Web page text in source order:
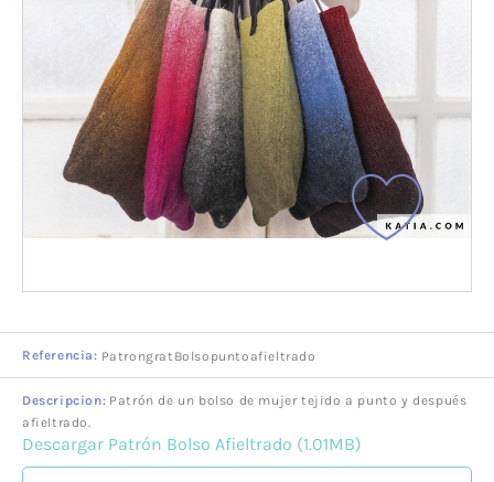
Referencia: PatrongratBolsopuntoafieltrado
Descripcion: Patrón de un bolso de mujer tejido a punto y después
afieltrado.
Descargar Patrón Bolso Afieltrado (1.01MB)